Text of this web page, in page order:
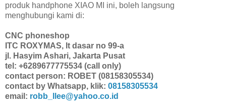
produk handphone XIAO MI ini, boleh langsung
menghubungi kami di:
CNC phoneshop
ITC ROXYMAS, lt dasar no 99-a
jl. Hasyim Ashari, Jakarta Pusat
tel: +6289677775534 (call only)
contact person: ROBET (08158305534)
contact by Whatsapp, klik: 08158305534
email: robb_llee@yahoo.co.id